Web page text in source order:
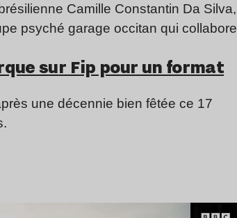
Camille Constantin Da Silva,
psyché garage occitan qui collabore
sur Fip pour un format
une décennie bien fêtée ce 17